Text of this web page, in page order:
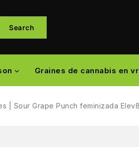
Search
Graines de cannabis en
Sour Grape Punch feminizada